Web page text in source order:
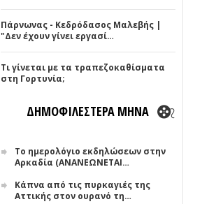
Πάρνωνας - Κεδρόδασος Μαλεβής |
"Δεν έχουν γίνει εργασί…
Τι γίνεται με τα τραπεζοκαθίσματα
στη Γορτυνία;
ΔΗΜΟΦΙΛΕΣΤΕΡΑ ΜΗΝΑ
Το ημερολόγιο εκδηλώσεων στην
Αρκαδία (ΑΝΑΝΕΩΝΕΤΑΙ…
Κάπνα από τις πυρκαγιές της
Αττικής στον ουρανό τη…